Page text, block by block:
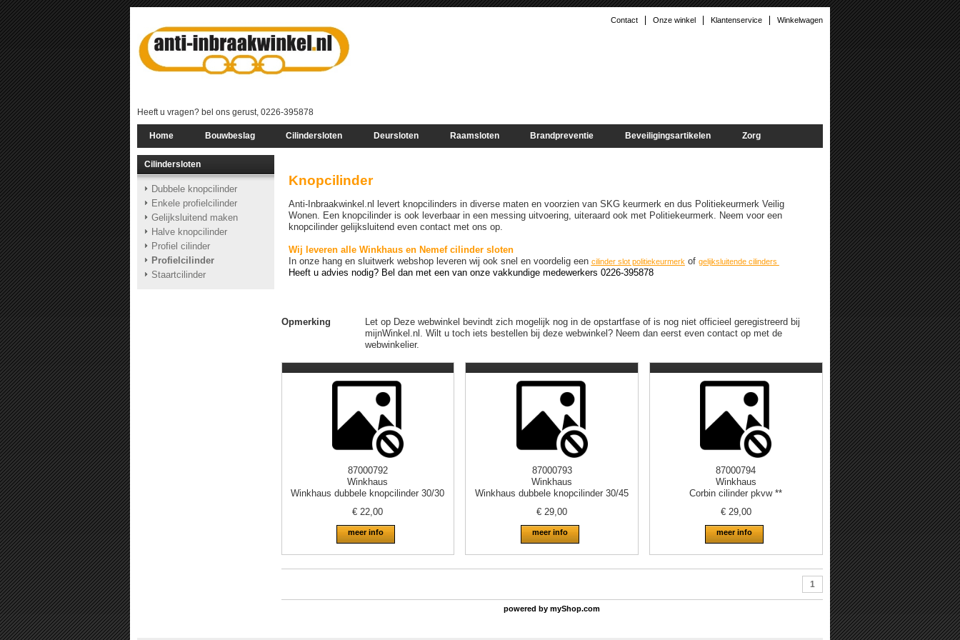
Contact Onze winkel Klantenservice Winkelwagen
Heeft u vragen? bel ons gerust, 0226-395878
Home Bouwbeslag Cilindersloten Deursloten Raamsloten Brandpreventie Beveiligingsartikelen Zorg
Cilindersloten
Dubbele knopcilinder
Enkele profielcilinder
Gelijksluitend maken
Halve knopcilinder
Profiel cilinder
Profielcilinder
Staartcilinder
Knopcilinder
Anti-Inbraakwinkel.nl levert knopcilinders in diverse maten en voorzien van SKG keurmerk en dus Politiekeurmerk Veilig
Wonen. Een knopcilinder is ook leverbaar in een messing uitvoering, uiteraard ook met Politiekeurmerk. Neem voor een
knopcilinder gelijksluitend even contact met ons op.
Wij leveren alle Winkhaus en Nemef cilinder sloten
In onze hang en sluitwerk webshop leveren wij ook snel en voordelig een cilinder slot politiekeurmerkof gelijksluitende cilinders
Heeft u advies nodig? Bel dan met een van onze vakkundige medewerkers 0226-395878
Opmerking
Let op Deze webwinkel bevindt zich mogelijk nog in de opstartfase of is nog niet officieel geregistreerd bij
mijnWinkel.nl. Wilt u toch iets bestellen bij deze webwinkel? Neem dan eerst even contact op met de
webwinkelier.
87000792
Winkhaus
Winkhaus dubbele knopcilinder 30/30
€22,00
meer info
87000793
Winkhaus
Winkhaus dubbele knopcilinder 30/45
€29,00
meer info
87000794
Winkhaus
Corbin cilinder pkvw **
€ 29,00
meer info
1
powered bymyShop.com